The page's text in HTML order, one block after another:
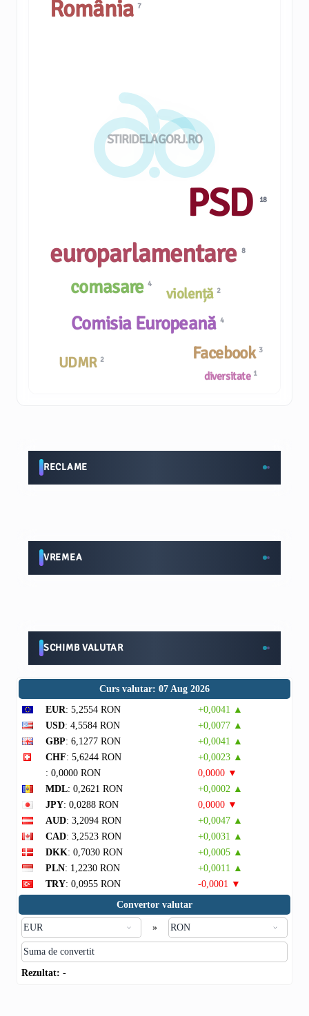
STIRIDELAGORJ.RO
comasare 4
violență 2
PSD 18
Facebook 3
diversitate 1
România7
Comisia Europeană 4
UDMR 2
europarlamentare8
RECLAME
VREMEA
SCHIMB VALUTAR
Curs valutar: 07 Aug 2026
EUR: 5,2554 RON
+0,0041 ▲
USD: 4,5584 RON
+0,0077 ▲
GBP: 6,1277 RON
+0,0041 ▲
CHF: 5,6244 RON
+0,0023 ▲
: 0,0000 RON
0,0000 ▼
MDL: 0,2621 RON
+0,0002 ▲
JPY: 0,0288 RON
0,0000 ▼
AUD: 3,2094 RON
+0,0047 ▲
CAD: 3,2523 RON
+0,0031 ▲
DKK: 0,7030 RON
+0,0005 ▲
PLN: 1,2230 RON
+0,0011 ▲
TRY: 0,0955 RON
-0,0001 ▼
Convertor valutar
»
Rezultat: -